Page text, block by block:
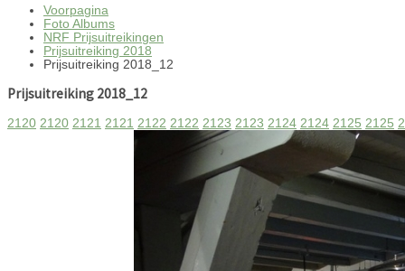
Voorpagina
Foto Albums
NRF Prijsuitreikingen
Prijsuitreiking 2018
Prijsuitreiking 2018_12
Prijsuitreiking 2018_12
2120 2120 2121 2121 2122 2122 2123 2123 2124 2124 2125 2125